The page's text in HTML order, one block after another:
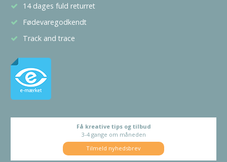
14 dages fuld returret
Fødevaregodkendt
Track and trace
Få kreative tips og tilbud
3-4 gange om måneden
Tilmeld nyhedsbrev